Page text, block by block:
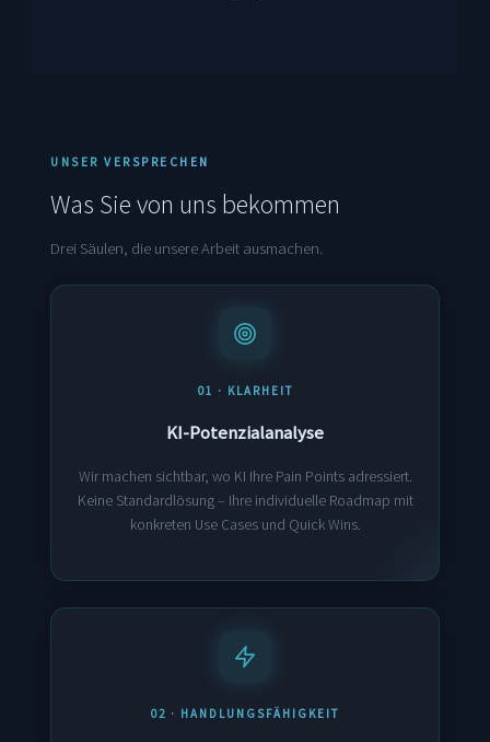
UNSER VERSPRECHEN
Was Sie von uns bekommen
Drei Säulen, die unsere Arbeit ausmachen.
01 · KLARHEIT
KI-Potenzialanalyse
Wir machen sichtbar, wo KI Ihre Pain Points adressiert.
Keine Standardlösung – Ihre individuelle Roadmap mit
konkreten Use Cases und Quick Wins.
02 · HANDLUNGSFÄHIGKEIT